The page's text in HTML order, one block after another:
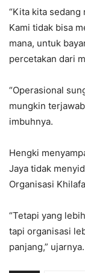
“Kita kita sedang
Kami tidak bisa
mana, untuk
percetakan dari
“Operasional
mungkin
imbuhnya.
Hengki
Jaya tidak
Organisasi
“Tetapi yang
tapi organisasi
panjang,”